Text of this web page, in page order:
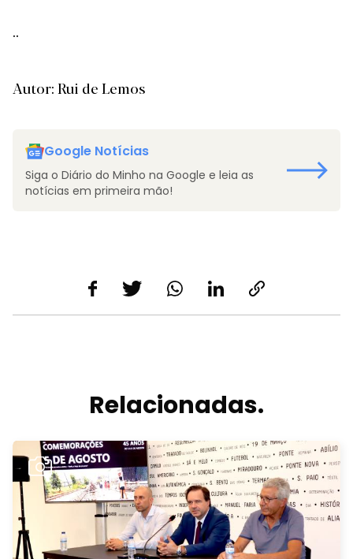
..
Autor: Rui de Lemos
Google Notícias
Siga o Diário do Minho na Google e leia as
notícias em primeira mão!
Relacionadas.